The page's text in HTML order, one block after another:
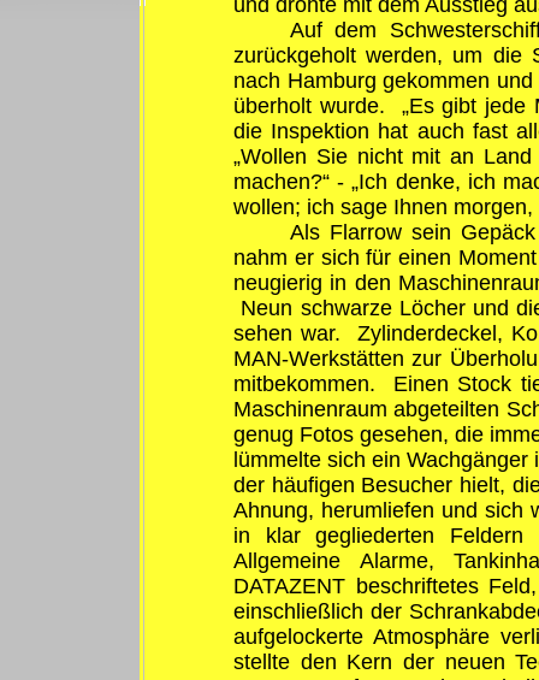
und drohte mit dem Ausstieg
Auf dem
zurückgeholt werden, um die
nach Hamburg gekommen
überholt wurde. „Es gibt jede
die Inspektion hat auch fast
„Wollen Sie nicht mit an
machen?“ - „Ich denke, ich
wollen; ich sage Ihnen morgen,
Als Flarrow sein
nahm er sich für einen
neugierig in den
Neun schwarze Löcher und
sehen war. Zylinderdeckel,
MAN-Werkstätten zur
mitbekommen. Einen Stock
Maschinenraum abgeteilten
genug Fotos gesehen, die
lümmelte sich ein
der häufigen Besucher hielt,
Ahnung, herumliefen und sich
in klar gegliederten Feldern
Allgemeine Alarme,
DATAZENT beschriftetes
einschließlich der
aufgelockerte Atmosphäre
stellte den Kern der neuen